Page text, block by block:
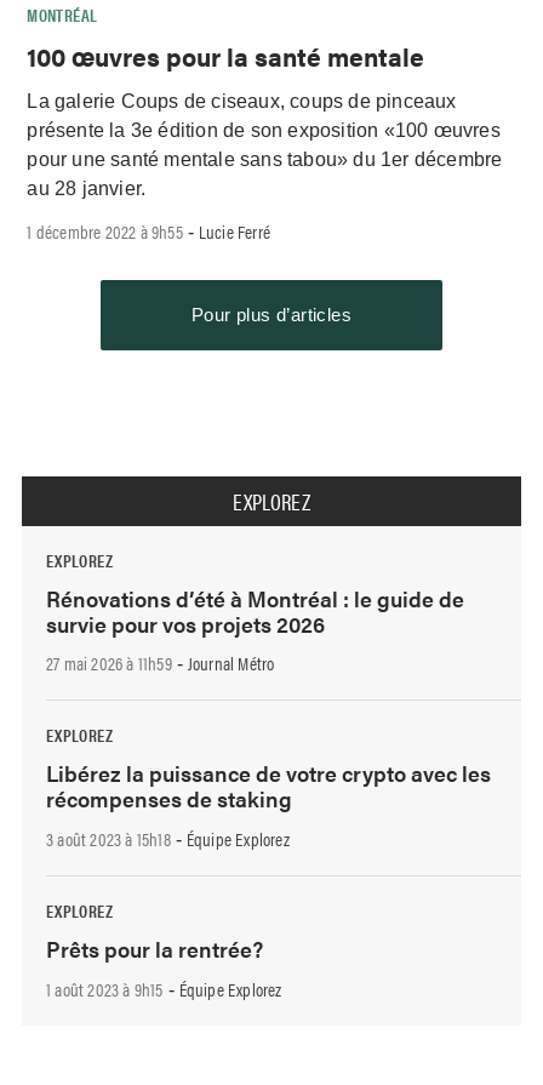
MONTRÉAL
100 œuvres pour la santé mentale
La galerie Coups de ciseaux, coups de pinceaux
présente la 3e édition de son exposition «100 œuvres
pour une santé mentale sans tabou» du 1er décembre
au 28 janvier.
1 décembre 2022 à 9h55- Lucie Ferré
Pour plus d’articles
EXPLOREZ
EXPLOREZ
Rénovations d’été à Montréal : le guide de
survie pour vos projets 2026
27 mai 2026 à 11h59- Journal Métro
EXPLOREZ
Libérez la puissance de votre crypto avec les
récompenses de staking
3 août 2023 à 15h18- Équipe Explorez
EXPLOREZ
Prêts pour la rentrée?
1 août 2023 à 9h15 - Équipe Explorez